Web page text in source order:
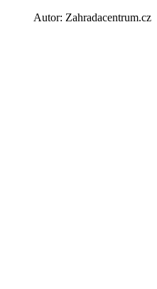
Autor: Zahradacentrum.cz